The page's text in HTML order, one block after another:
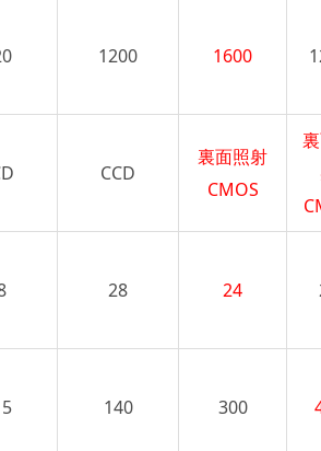
1200 1600
CCD
裏面照射
CMOS
28 24
140 300